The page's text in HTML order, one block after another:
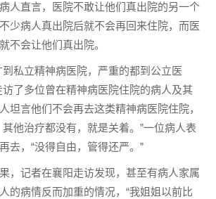
人直言，医院不敢让他们真出院的另一个
少病人真出院后就不会再回来住院，而医
不会让他们真出院。
到私立精神病医院，严重的都到公立医
访了多位曾在精神病医院住院的病人及其
坦言他们不会再去这类精神病医院住院，
他治疗都没有，就是关着。”一位病人表
去，“没得自由，管得还严。”
，记者在襄阳走访发现，甚至有病人家属
的病情反而加重的情况，“我姐姐以前比